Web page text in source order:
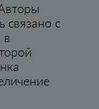
связано с
в